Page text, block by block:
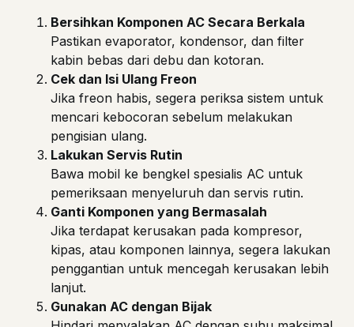
Bersihkan Komponen AC Secara Berkala
Pastikan evaporator, kondensor, dan filter
kabin bebas dari debu dan kotoran.
Cek dan Isi Ulang Freon
Jika freon habis, segera periksa sistem untuk
mencari kebocoran sebelum melakukan
pengisian ulang.
Lakukan Servis Rutin
Bawa mobil ke bengkel spesialis AC untuk
pemeriksaan menyeluruh dan servis rutin.
Ganti Komponen yang Bermasalah
Jika terdapat kerusakan pada kompresor,
kipas, atau komponen lainnya, segera lakukan
penggantian untuk mencegah kerusakan lebih
lanjut.
Gunakan AC dengan Bijak